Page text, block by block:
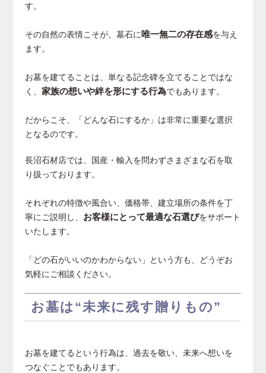
す。
その自然の表情こそが、墓石に唯一無二の存在感を与え
ます。
お墓を建てることは、単なる記念碑を立てることではな
く、家族の想いや絆を形にする行為でもあります。
だからこそ、「どんな石にするか」は非常に重要な選択
となるのです。
長沼石材店では、国産・輸入を問わずさまざまな石を取
り扱っております。
それぞれの特徴や風合い、価格帯、建立場所の条件を丁
寧にご説明し、 お客様にとって最適な石選びをサポート
いたします。
「どの石がいいのかわからない」という方も、どうぞお
気軽にご相談ください。
お墓は“未来に残す贈りもの”
お墓を建てるという行為は、過去を敬い、未来へ想いを
つなぐことでもあります。